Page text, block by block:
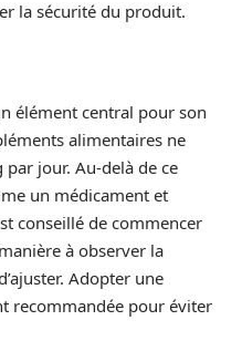
la sécurité du produit.
élément central pour son
alimentaires ne
jour. Au-delà de ce
un médicament et
conseillé de commencer
à observer la
Adopter une
recommandée pour éviter